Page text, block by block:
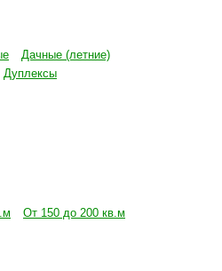
Дачные (летние)
Дуплексы
От 150 до 200 кв.м